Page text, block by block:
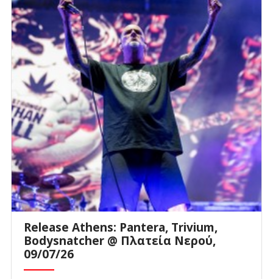
Release Athens: Pantera, Trivium,
Bodysnatcher @ Πλατεία Νερού,
09/07/26